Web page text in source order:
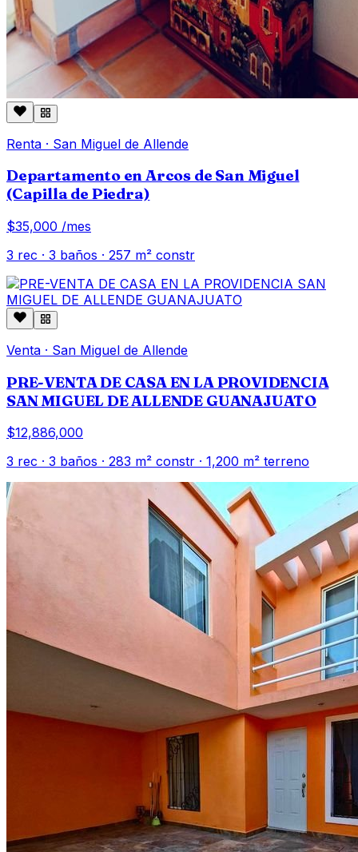
Renta · San Miguel de Allende
Departamento en Arcos de San Miguel
(Capilla de Piedra)
$35,000 /mes
3 rec · 3 baños · 257 m² constr
Venta · San Miguel de Allende
PRE-VENTA DE CASA EN LA PROVIDENCIA
SAN MIGUEL DE ALLENDE GUANAJUATO
$12,886,000
3 rec · 3 baños · 283 m² constr · 1,200 m² terreno